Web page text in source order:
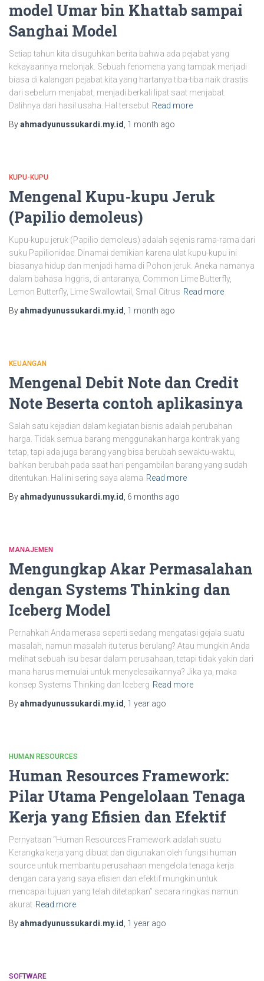
model Umar bin Khattab sampai
Sanghai Model
Setiap tahun kita disuguhkan berita bahwa ada pejabat yang
kekayaannya melonjak. Sebuah fenomena yang tampak menjadi
biasa di kalangan pejabat kita yang hartanya tiba-tiba naik drastis
dari sebelum menjabat, menjadi berkali lipat saat menjabat.
Dalihnya dari hasil usaha. Hal tersebut Read more
Byahmadyunussukardi.my.id 1 month ago
KUPU-KUPU
Mengenal Kupu-kupu Jeruk
(Papilio demoleus)
Kupu-kupu jeruk (Papilio demoleus) adalah sejenis rama-rama dari
suku Papilionidae. Dinamai demikian karena ulat kupu-kupu ini
biasanya hidup dan menjadi hama di Pohon jeruk. Aneka namanya
dalam bahasa Inggris, di antaranya, Common Lime Butterfly,
Lemon Butterfly, Lime Swallowtail, Small Citrus Read more
Byahmadyunussukardi.my.id 1 month ago
KEUANGAN
Mengenal Debit Note dan Credit
Note Beserta contoh aplikasinya
Salah satu kejadian dalam kegiatan bisnis adalah perubahan
harga. Tidak semua barang menggunakan harga kontrak yang
tetap, tapi ada juga barang yang bisa berubah sewaktu-waktu,
bahkan berubah pada saat hari pengambilan barang yang sudah
ditentukan. Hal ini sering saya alama Read more
Byahmadyunussukardi.my.id 6 months ago
MANAJEMEN
Mengungkap Akar Permasalahan
dengan Systems Thinking dan
Iceberg Model
Pernahkah Anda merasa seperti sedang mengatasi gejala suatu
masalah, namun masalah itu terus berulang? Atau mungkin Anda
melihat sebuah isu besar dalam perusahaan, tetapi tidak yakin dari
mana harus memulai untuk menyelesaikannya? Jika ya, maka
konsep Systems Thinking dan Iceberg Read more
Byahmadyunussukardi.my.id 1 year ago
HUMAN RESOURCES
Human Resources Framework:
Pilar Utama Pengelolaan Tenaga
Kerja yang Efisien dan Efektif
Pernyataan “Human Resources Framework adalah suatu
Kerangka kerja yang dibuat dan digunakan oleh fungsi human
source untuk membantu perusahaan mengelola tenaga kerja
dengan cara yang saya efisien dan efektif mungkin untuk
mencapai tujuan yang telah ditetapkan” secara ringkas namun
akurat Read more
Byahmadyunussukardi.my.id 1 year ago
SOFTWARE